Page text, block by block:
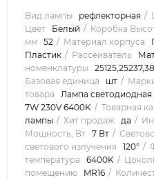
Вид лампы рефлекторная
Цвет
Белый Коробка
мм 52 Материал корпуса
Пластик
Рассеиватель
номенклатуры
Базовая единица
шт
товара
Лампа светодиодная
7W 230V 6400K
Товарная
лампы
Хит продаж да
Мощность, Вт 7 Вт
светового излучения
120°
температура
6400K
помещению
MR16